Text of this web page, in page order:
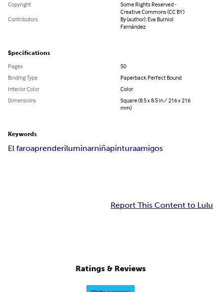
Copyright
Some Rights Reserved -
Creative Commons (CC BY)
Contributors
By (author): Eva Burniol
Fernández
Specifications
Pages
50
Binding Type
Paperback Perfect Bound
Interior Color
Color
Dimensions
Square (8.5 x 8.5 in / 216 x 216
mm)
Keywords
El faroaprenderiluminarniñapinturaamigos
Report This Content to Lulu
Ratings & Reviews